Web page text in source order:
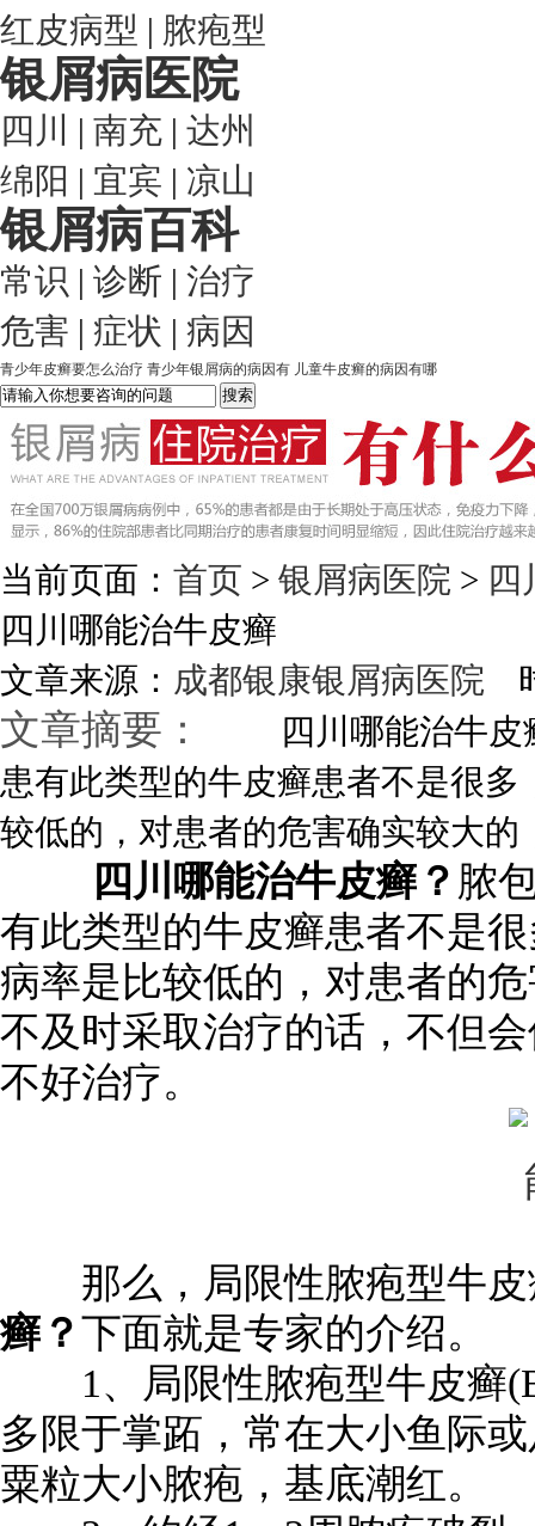
红皮病型 | 脓疱型
银屑病医院
四川 | 南充 | 达州
绵阳 | 宜宾 | 凉山
银屑病百科
常识 | 诊断 | 治疗
危害 | 症状 | 病因
青少年皮癣要怎么治疗 青少年银屑病的病因有 儿童牛皮癣的病因有哪
当前页面： 首页 > 银屑病医院 > 四
四川哪能治牛皮癣
文章来源： 成都银康银屑病医院
文章摘要：
四川哪能治牛皮癣
患有此类型的牛皮癣患者不是很
较低的，对患者的危害确实较大的
四川哪能治牛皮癣？ 脓
有此类型的牛皮癣患者不是
病率是比较低的，对患者的
不及时采取治疗的话，不但
不好治疗。
那么，局限性脓疱型牛皮
癣？下面就是专家的介绍。
1、局限性脓疱型牛皮癣
多限于掌跖，常在大小鱼际
粟粒大小脓疱，基底潮红。